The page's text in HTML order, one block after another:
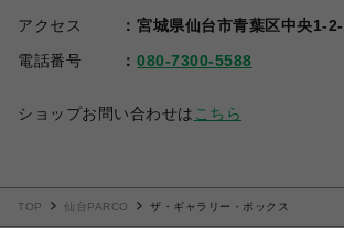
アクセス
宮城県仙台市青葉区中央1-
電話番号
080-7300-5588
ショップお問い合わせは こちら
TOP 仙台PARCO ザ・ギャラリー・ボックス